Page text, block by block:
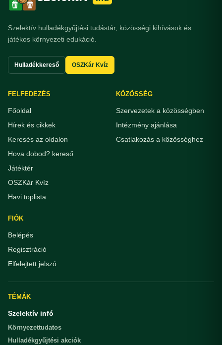
Szelektív hulladékgyűjtési tudástár, közösségi kihívások és
játékos környezeti edukáció.
Hulladékkereső OSZKár Kvíz
FELFEDEZÉS
Főoldal
Hírek és cikkek
Keresés az oldalon
Hova dobod? kereső
Játéktér
OSZKár Kvíz
Havi toplista
KÖZÖSSÉG
Szervezetek a közösségben
Intézmény ajánlása
Csatlakozás a közösséghez
FIÓK
Belépés
Regisztráció
Elfelejtett jelszó
TÉMÁK
Szelektív infó
Környezettudatos
Hulladékgyűjtési akciók